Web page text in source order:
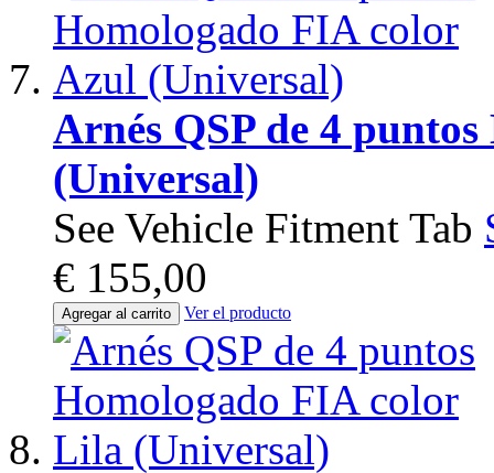
Arnés QSP de 4
(Universal)
See Vehicle Fitment Tab
€ 155,00
Agregar al carrito Ver el producto